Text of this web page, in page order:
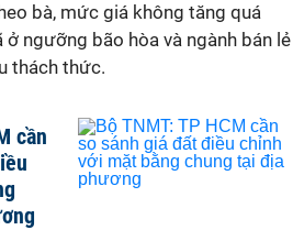
bà, mức giá không tăng quá
ngưỡng bão hòa và ngành bán lẻ
thách thức.
cần